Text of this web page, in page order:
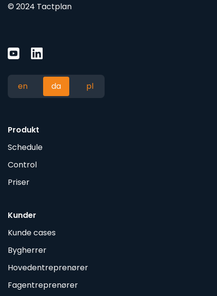
© 2024 Tactplan
en da pl
Produkt
Schedule
Control
Priser
Kunder
Kunde cases
Bygherrer
Hovedentreprenører
Fagentreprenører